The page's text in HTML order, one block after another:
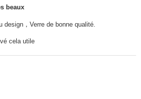
beaux
design，Verre de bonne qualité.
cela utile